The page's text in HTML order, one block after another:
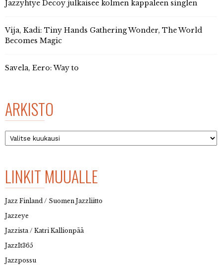
Jazzyhtye Decoy julkaisee kolmen kappaleen singlen
Vija, Kadi: Tiny Hands Gathering Wonder, The World
Becomes Magic
Savela, Eero: Way to
ARKISTO
Arkisto
LINKIT MUUALLE
Jazz Finland / Suomen Jazzliitto
Jazzeye
Jazzista / Katri Kallionpää
JazzIt365
Jazzpossu